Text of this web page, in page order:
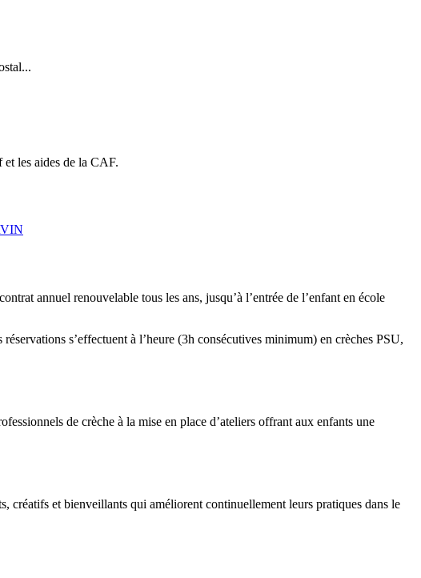
les aides de la CAF.
annuel renouvelable tous les ans, jusqu’à l’entrée de l’enfant en école
s’effectuent à l’heure (3h consécutives minimum) en crèches PSU,
de crèche à la mise en place d’ateliers offrant aux enfants une
créatifs et bienveillants qui améliorent continuellement leurs pratiques dans le